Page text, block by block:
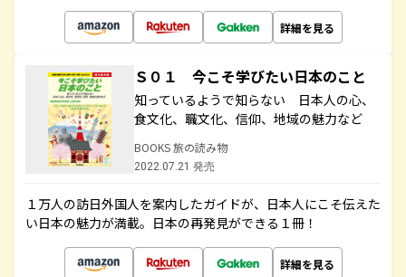
詳細を見る
Ｓ０１ 今こそ学びたい日本のこと
知っているようで知らない 日本人の心、
食文化、職文化、信仰、地域の魅力など
BOOKS 旅の読み物
2022.07.21 発売
１万人の訪日外国人を案内したガイドが、日本人にこそ伝えた
い日本の魅力が満載。日本の再発見ができる１冊！
詳細を見る